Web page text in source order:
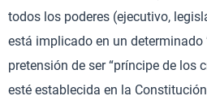
todos los poderes (ejecutivo,
está implicado en un determinado
pretensión de ser “príncipe de los
esté establecida en la